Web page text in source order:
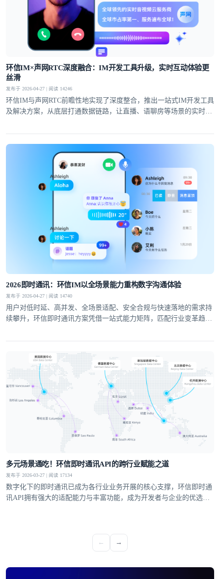
环信IM×声网RTC深度融合：IM开发工具升级，实时互动体验更
丝滑
发布于 2026-04-27 | 阅读 14246
环信IM与声网RTC前瞻性地实现了深度整合，推出一站式IM开发工具
及解决方案，从底层打通数据链路，让直播、语聊房等场景的实时互
2026即时通讯：环信IM以全场景能力重构数字沟通体验
发布于 2026-04-27 | 阅读 14740
用户对低时延、高并发、全场景适配、安全合规与快速落地的需求持
续攀升，环信即时通讯方案凭借一站式能力矩阵，匹配行业变革趋
座。
多元场景通吃！环信即时通讯API的跨行业赋能之道
发布于 2026-03-27 | 阅读 17134
数字化下的即时通讯已成为各行业业务开展的核心支撑，环信即时通
讯API拥有强大的适配能力与丰富功能，成为开发者与企业的优选方
←
→
我已阅读并同意通讯云服务条款
提交
不了，谢谢